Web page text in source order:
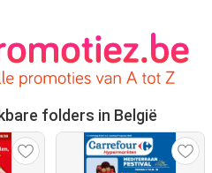
folders in België